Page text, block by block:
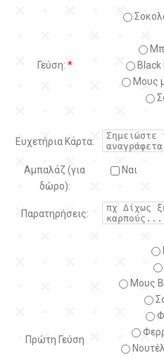
Γεύση: *
Black
Μους
Ευχετήρια Κάρτα:
Αμπαλάζ (για
δώρο):
Ναι
Παρατηρήσεις:
Πρώτη Γεύση
Μους